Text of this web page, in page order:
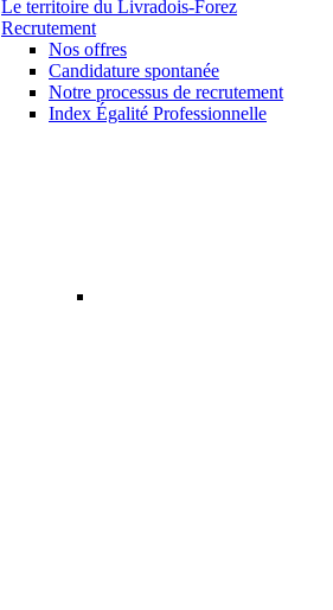
Le territoire du Livradois-Forez
Recrutement
Nos offres
Candidature spontanée
Notre processus de recrutement
Index Égalité Professionnelle